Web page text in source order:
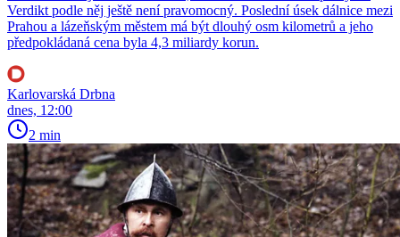
Verdikt podle něj ještě není pravomocný. Poslední úsek dálnice mezi
Prahou a lázeňským městem má být dlouhý osm kilometrů a jeho
předpokládaná cena byla 4,3 miliardy korun.
Karlovarská Drbna
dnes, 12:00
2 min